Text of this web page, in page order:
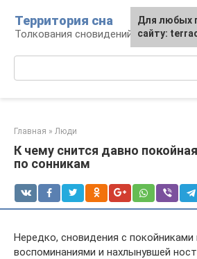
контенту
Территория сна
Толкования сновидений
Главная » Люди
К чему снится давно
по сонникам
Нередко, сновидения с
воспоминаниями и нахлынувшей
Для любых
сайту: